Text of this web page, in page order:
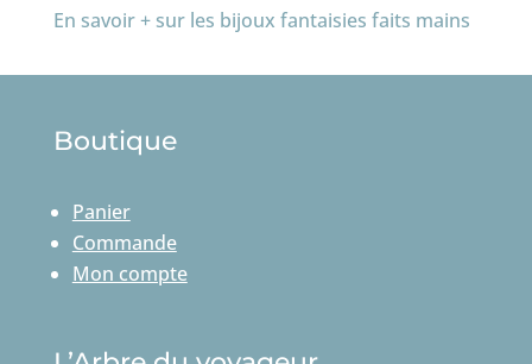
En savoir + sur les bijoux fantaisies faits mains
Boutique
Panier
Commande
Mon compte